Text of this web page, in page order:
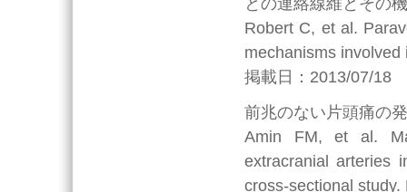
Robert C, et al.
mechanisms
掲載日：2013/07/18
前兆のない片頭痛の
Amin FM, et al.
extracranial arteries
cross-sectional